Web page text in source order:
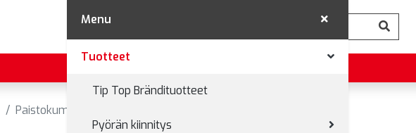
Paistokumit
Menu
Tuotteet
Tip Top Brändituotteet
Pyörän kiinnitys